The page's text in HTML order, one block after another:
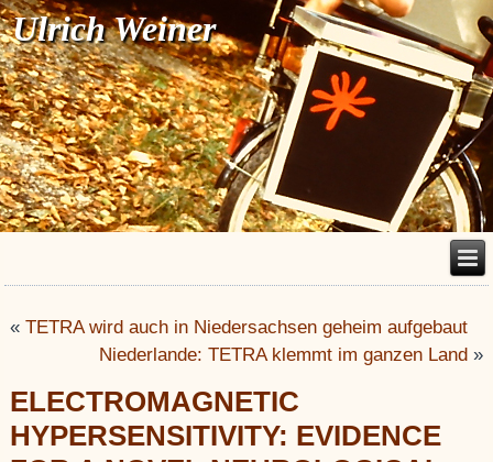
Ulrich Weiner
«TETRA wird auch in Niedersachsen geheim aufgebaut
Niederlande: TETRA klemmt im ganzen Land »
ELECTROMAGNETIC
HYPERSENSITIVITY: EVIDENCE